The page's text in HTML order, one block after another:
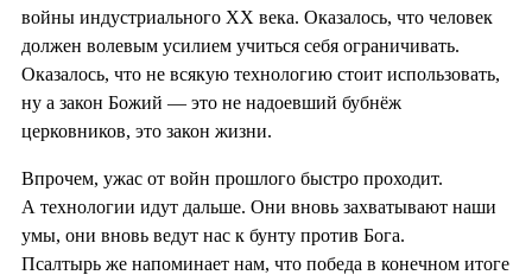
войны индустриального XX века. Оказалось, что человек
должен волевым усилием учиться себя ограничивать.
Оказалось, что не всякую технологию стоит использовать,
ну а закон Божий — это не надоевший бубнёж
церковников, это закон жизни.
Впрочем, ужас от войн прошлого быстро проходит.
А технологии идут дальше. Они вновь захватывают наши
умы, они вновь ведут нас к бунту против Бога.
Псалтырь же напоминает нам, что победа в конечном итоге